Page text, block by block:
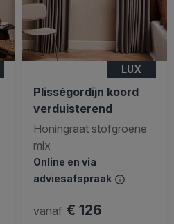
LUX
Plisségordijn koord
verduisterend
Honingraat stofgroene
mix
Online en via
adviesafspraak
vanaf € 126